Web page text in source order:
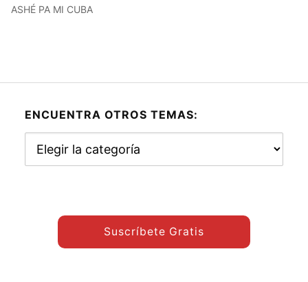
ASHÉ PA MI CUBA
ENCUENTRA OTROS TEMAS:
otros
Suscríbete Gratis